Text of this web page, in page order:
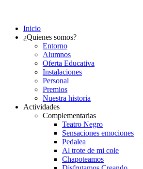
Inicio
¿Quienes somos?
Entorno
Alumnos
Oferta Educativa
Instalaciones
Personal
Premios
Nuestra historia
Actividades
Complementarias
Teatro Negro
Sensaciones emociones
Pedalea
Al trote de mi cole
Chapoteamos